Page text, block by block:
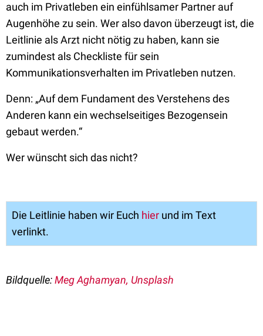
auch im Privatleben ein einfühlsamer Partner auf
Augenhöhe zu sein. Wer also davon überzeugt ist, die
Leitlinie als Arzt nicht nötig zu haben, kann sie
zumindest als Checkliste für sein
Kommunikationsverhalten im Privatleben nutzen.
Denn: „Auf dem Fundament des Verstehens des
Anderen kann ein wechselseitiges Bezogensein
gebaut werden.“
Wer wünscht sich das nicht?
Die Leitlinie haben wir Euch hier und im Text
verlinkt.
Bildquelle:Meg Aghamyan, Unsplash